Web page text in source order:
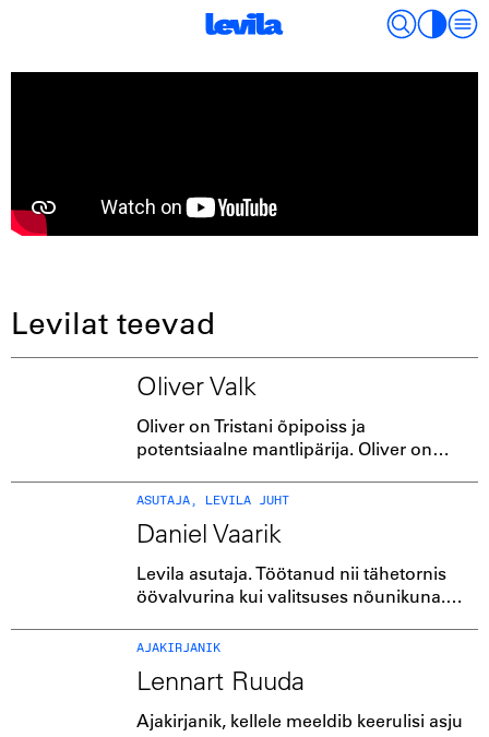
Levilat teevad
Oliver Valk
Oliver on Tristani õpipoiss ja
potentsiaalne mantlipärija. Oliver on
filmikunsti õppinud ning BFM-is
ASUTAJA, LEVILA JUHT
Daniel Vaarik
Levila asutaja. Töötanud nii tähetornis
öövalvurina kui valitsuses nõunikuna.
metaversumisse Eesti saatkonna,
2019. aastast pühendunud
ajakirjandusele.
AJAKIRJANIK
Lennart Ruuda
Ajakirjanik, kellele meeldib keerulisi asju